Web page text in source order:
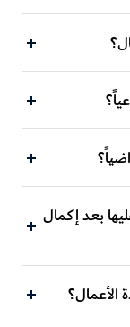
بعد إكمال
الأعمال؟